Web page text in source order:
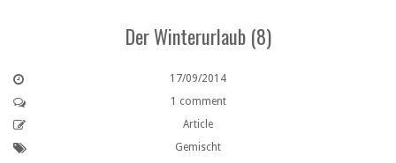
Der Winterurlaub (8)
17/09/2014
1 comment
Article
Gemischt